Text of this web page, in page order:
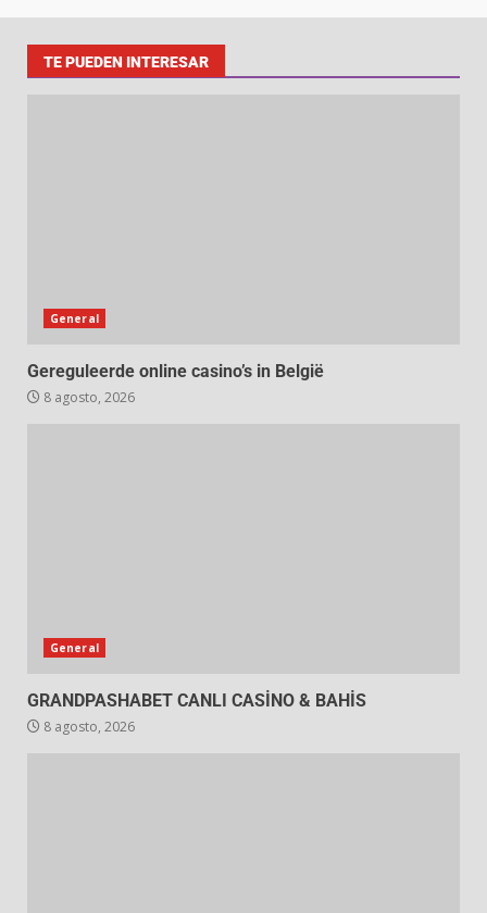
TE PUEDEN INTERESAR
General
Gereguleerde online casino’s in België
8 agosto, 2026
General
GRANDPASHABET CANLI CASİNO & BAHİS
8 agosto, 2026